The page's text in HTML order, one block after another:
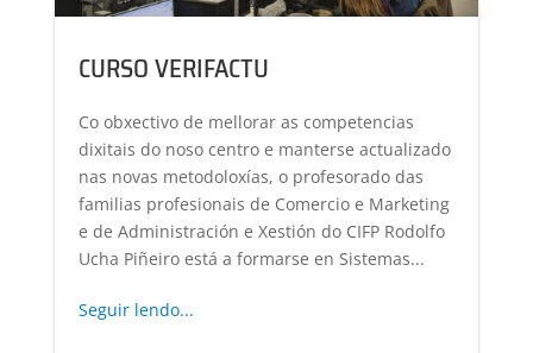
CURSO VERIFACTU
Co obxectivo de mellorar as competencias
dixitais do noso centro e manterse actualizado
nas novas metodoloxías, o profesorado das
familias profesionais de Comercio e Marketing
e de Administración e Xestión do CIFP Rodolfo
Ucha Piñeiro está a formarse en Sistemas...
Seguir lendo...